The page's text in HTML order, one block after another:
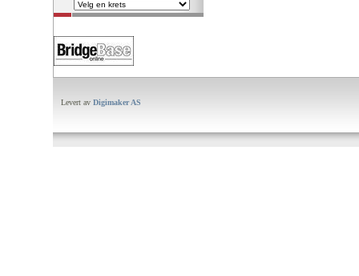
Levert av Digimaker AS